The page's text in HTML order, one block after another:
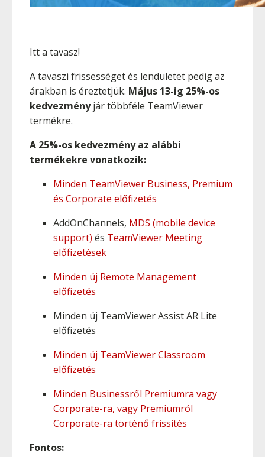
Itt a tavasz!
A tavaszi frissességet és lendületet pedig az
árakban is éreztetjük. Május 13-ig 25%-os
kedvezményjár többféle TeamViewer
termékre.
A 25%-os kedvezmény az alábbi
termékekre vonatkozik:
Minden TeamViewer Business, Premium
és Corporate előfizetés
AddOnChannels, MDS (mobile device
support) és TeamViewer Meeting
előfizetések
Minden új Remote Management
előfizetés
Minden új TeamViewer Assist AR Lite
előfizetés
Minden új TeamViewer Classroom
előfizetés
Minden Businessről Premiumra vagy
Corporate-ra, vagy Premiumról
Corporate-ra történő frissítés
Fontos: